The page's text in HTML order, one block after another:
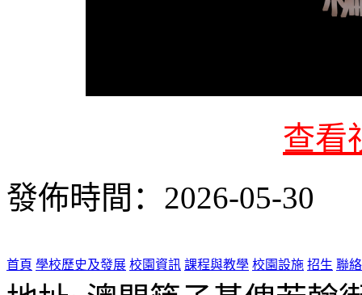
查看
發佈時間：2026-05-30
首頁 學校歷史及發展 校園資訊 課程與教學 校園設施 招生 聯